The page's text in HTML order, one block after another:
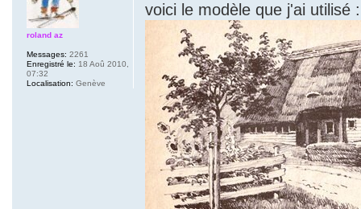
voici le modèle que j'ai utilisé :
roland az
Messages: 2261
Enregistré le: 18 Aoû 2010,
07:32
Localisation: Genève